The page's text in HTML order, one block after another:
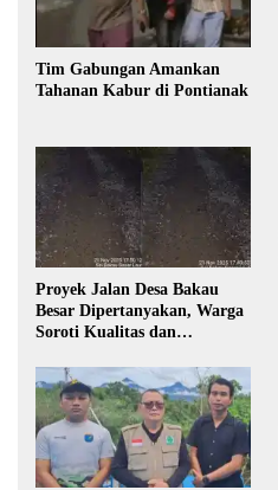
Tim Gabungan Amankan
Tahanan Kabur di Pontianak
Proyek Jalan Desa Bakau
Besar Dipertanyakan, Warga
Soroti Kualitas dan
Pembangunan